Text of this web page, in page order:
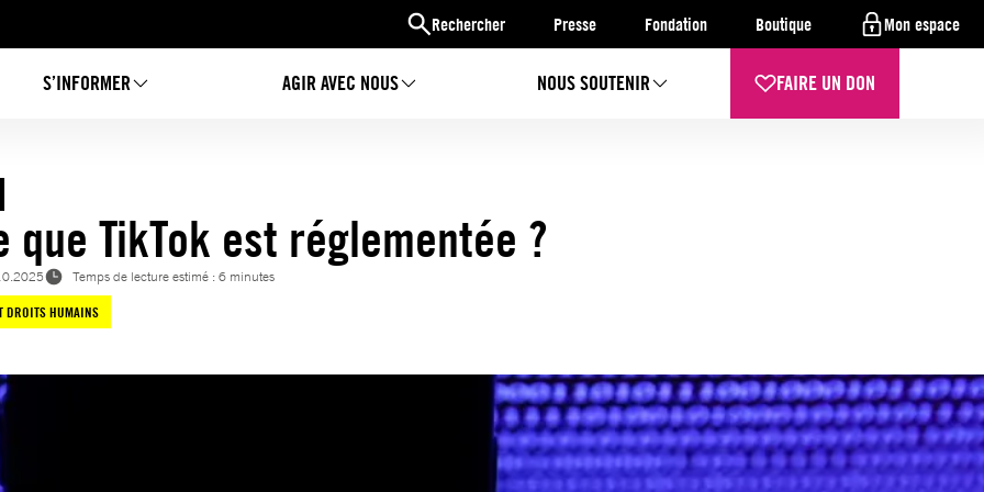
Rechercher Presse Fondation Boutique Mon espace
S’INFORMER AGIR AVEC NOUS NOUS SOUTENIR FAIRE UN DON
que TikTok est réglementée ?
Temps de lecture estimé : 6 minutes
DROITS HUMAINS